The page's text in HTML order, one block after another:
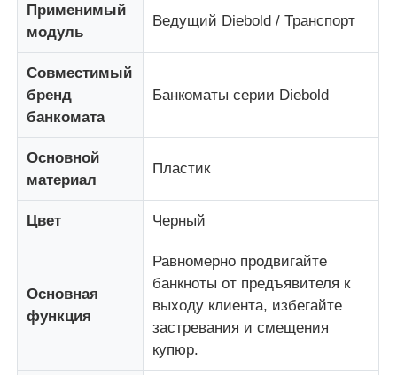
О Компании
Наша фабрика
контроль качества
контактные данные
Все случаи
Отправить запрос
Применимый
модуль
Ведущий Diebold / Транспорт
Совместимый
бренд
банкомата
Банкоматы серии Diebold
Основной
материал
Пластик
Цвет Черный
Основная
функция
Равномерно продвигайте
банкноты от предъявителя к
выходу клиента, избегайте
застревания и смещения
купюр.